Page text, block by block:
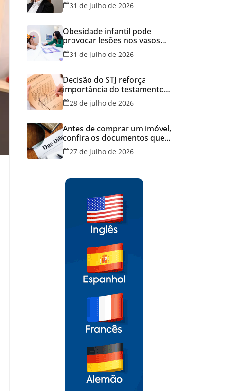
31 de julho de 2026
Obesidade infantil pode
provocar lesões nos vasos
sanguíneos ainda na infância,
alerta estudo
31 de julho de 2026
Decisão do STJ reforça
importância do testamento
feito em cartório
28 de julho de 2026
Antes de comprar um imóvel,
confira os documentos que
podem evitar prejuízos e
disputas na justiça
27 de julho de 2026